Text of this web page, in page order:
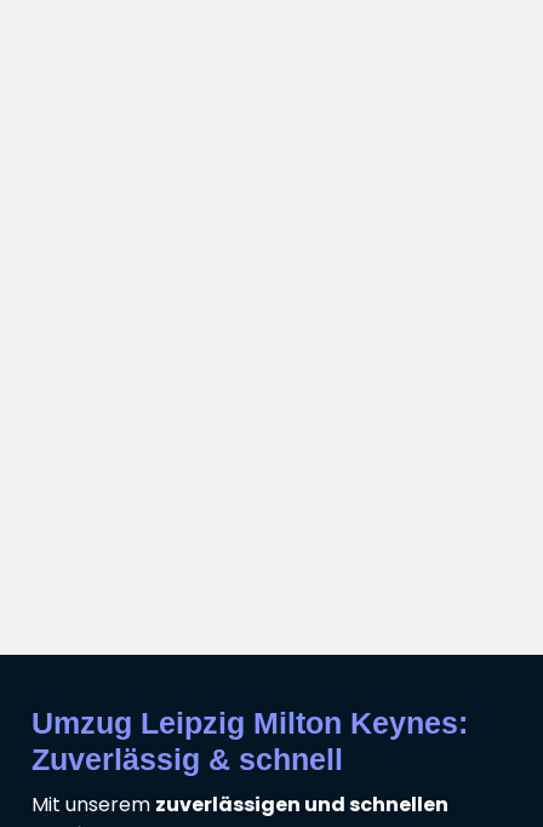
Umzug Leipzig Milton Keynes:
Zuverlässig & schnell
Mit unserem zuverlässigen und schnellen